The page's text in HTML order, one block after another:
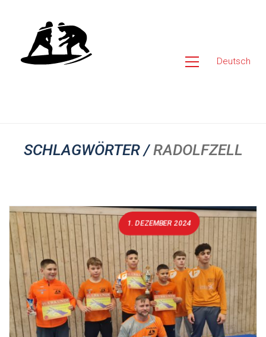
Deutsch
SCHLAGWÖRTER /RADOLFZELL
1. DEZEMBER 2024